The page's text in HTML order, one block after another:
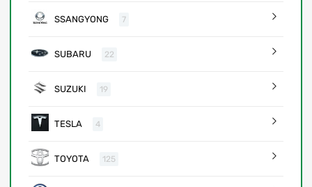
SSANGYONG 7
SUBARU 22
SUZUKI 19
TESLA 4
TOYOTA 125